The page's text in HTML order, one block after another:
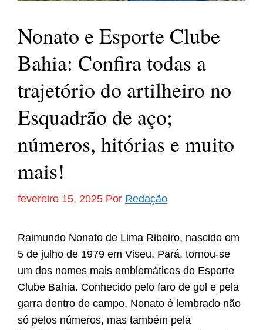
Nonato e Esporte Clube
Bahia: Confira todas a
trajetório do artilheiro no
Esquadrão de aço;
números, hitórias e muito
mais!
fevereiro 15, 2025 Por Redação
Raimundo Nonato de Lima Ribeiro, nascido em
5 de julho de 1979 em Viseu, Pará, tornou-se
um dos nomes mais emblemáticos do Esporte
Clube Bahia. Conhecido pelo faro de gol e pela
garra dentro de campo, Nonato é lembrado não
só pelos números, mas também pela